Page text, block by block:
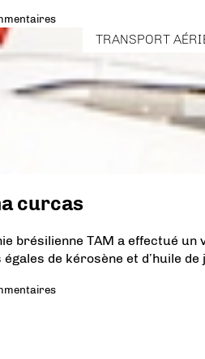
TRANSPORT
curcas
brésilienne TAM a effectué
de kérosène et d’huile